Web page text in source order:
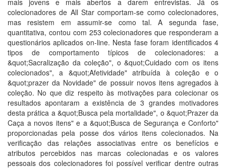
mais jovens e mais abertos a darem entrevistas. Já os
colecionadores de All Star comportam-se como colecionadores,
mas resistem em assumir-se como tal. A segunda fase,
quantitativa, contou com 253 colecionadores que responderam a
questionários aplicados on-line. Nesta fase foram identificados 4
tipos de comportamento típicos de colecionadores: a
&quot;Sacralização da coleção", o &quot;Cuidado com os itens
colecionados", a &quot;Afetividade" atribuída à coleção e o
&quot;prazer da Novidade" de possuir novos itens agregados à
coleção. No que diz respeito às motivações para colecionar os
resultados apontaram a existência de 3 grandes motivadores
desta prática a &quot;Busca pela mortalidade", o &quot;Prazer da
Caça a novos itens" e a &quot;Busca de Segurança e Conforto"
proporcionadas pela posse dos vários itens colecionados. Na
verificação das relações associativas entre os benefícios e
atributos percebidos nas marcas colecionadas e os valores
pessoais dos colecionadores foi possível verificar dentre outras